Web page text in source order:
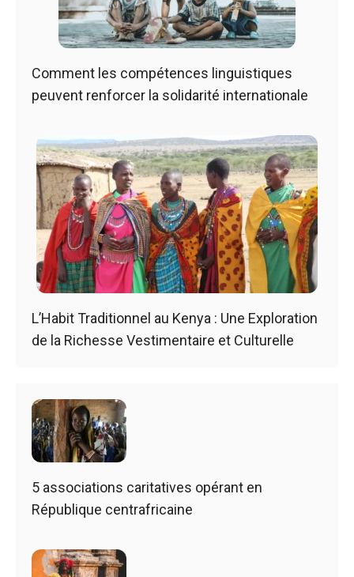
Comment les compétences linguistiques
peuvent renforcer la solidarité internationale
L’Habit Traditionnel au Kenya : Une Exploration
de la Richesse Vestimentaire et Culturelle
5 associations caritatives opérant en
République centrafricaine